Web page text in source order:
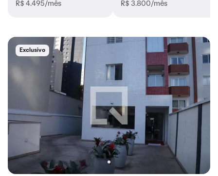
R$ 4.495/mês
R$ 3.800/mês
Exclusivo